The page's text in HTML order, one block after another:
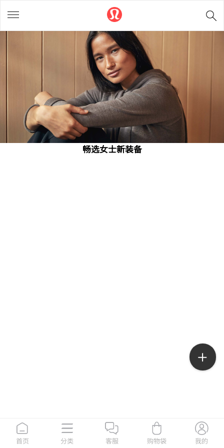
畅选女士新装备
首页 分类 客服 购物袋 我的